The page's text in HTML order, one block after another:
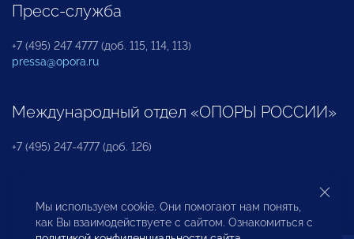
Пресс-служба
+7 (495) 247 4777 (доб. 115, 114, 113)
pressa@opora.ru
Международный отдел «ОПОРЫ РОССИИ»
+7 (495) 247-4777 (доб. 126)
Бюро по защите прав предпринимателей и
инвесторов
Мы используем cookie. Они помогают нам понять,
как Вы взаимодействуете с сайтом. Ознакомиться с